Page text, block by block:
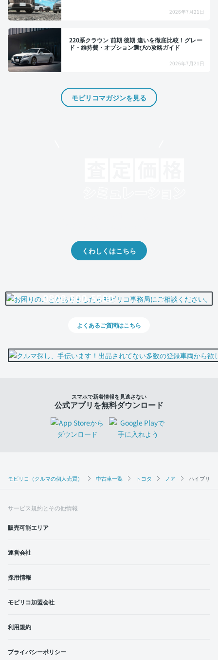
モビリコ（クルマの個人売買） 中古車一覧 トヨタ ノア ハイブリッ
2026年7月21日
220系クラウン 前期 後期 違いを徹底比較！グレー
ド・維持費・オプション選びの攻略ガイド
2026年7月21日
モビリコマガジンを見る
くわしくはこちら
0800-500-5500
よくあるご質問はこちら
スマホで新着情報を見逃さない
公式アプリを無料ダウンロード
サービス規約とその他情報
販売可能エリア
運営会社
採用情報
モビリコ加盟会社
利用規約
プライバシーポリシー